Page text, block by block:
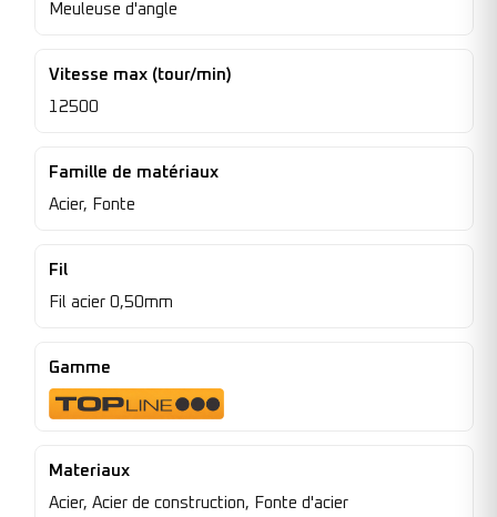
Meuleuse d'angle
Vitesse max (tour/min)
12500
Famille de matériaux
Acier, Fonte
Fil
Fil acier 0,50mm
Gamme
Materiaux
Acier, Acier de construction, Fonte d'acier